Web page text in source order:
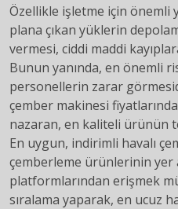
Özellikle işletme için önemli
plana çıkan yüklerin
vermesi, ciddi maddi
Bunun yanında, en önemli
personellerin zarar
çember makinesi
nazaran, en kaliteli ürünün
En uygun, indirimli havalı
çemberleme ürünlerinin yer
platformlarından erişmek
sıralama yaparak, en ucuz